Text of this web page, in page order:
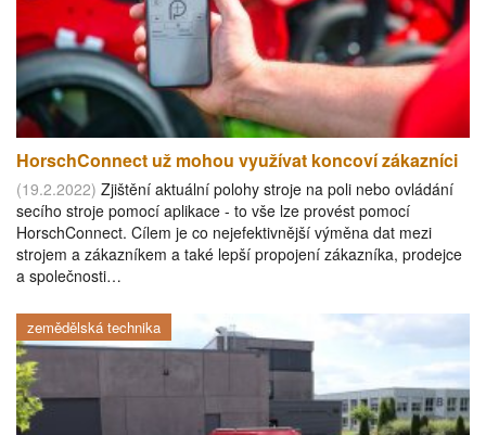
HorschConnect už mohou využívat koncoví zákazníci
(19.2.2022) Zjištění aktuální polohy stroje na poli nebo ovládání
secího stroje pomocí aplikace - to vše lze provést pomocí
HorschConnect. Cílem je co nejefektivnější výměna dat mezi
strojem a zákazníkem a také lepší propojení zákazníka, prodejce
a společnosti…
zemědělská technika